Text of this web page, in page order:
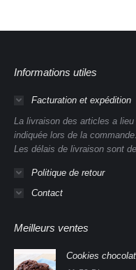
Informations utiles
Facturation et expédition
La livraison des articles a lieu
indiquée lors de la commande.
Les délais de livraison sont
Politique de retour
Contact
Meilleurs ventes
Cookies